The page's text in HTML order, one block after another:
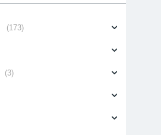
(173)
(3)